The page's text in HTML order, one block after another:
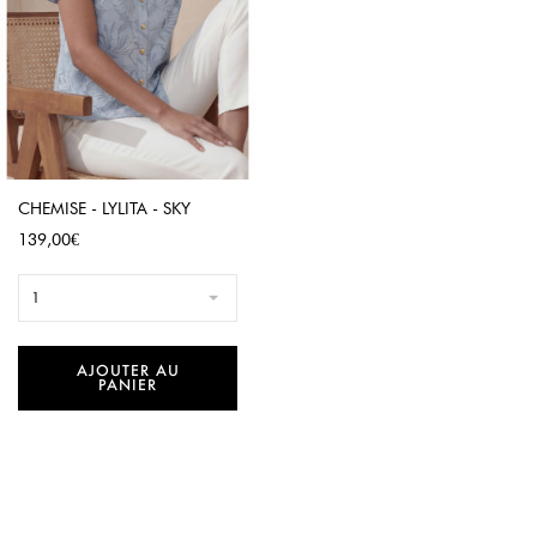
CHEMISE - LYLITA - SKY
Prix
139,00€
1
AJOUTER AU
PANIER